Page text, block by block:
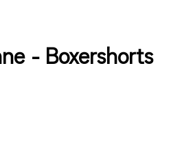
- Boxershorts